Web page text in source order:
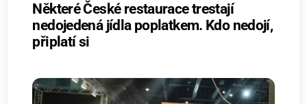
Některé České restaurace trestají
nedojedená jídla poplatkem. Kdo nedojí,
připlatí si